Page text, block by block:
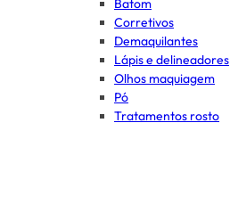
Batom
Corretivos
Demaquilantes
Lápis e delineadores
Olhos maquiagem
Pó
Tratamentos rosto